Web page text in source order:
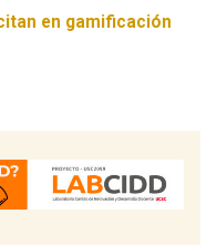
en gamificación